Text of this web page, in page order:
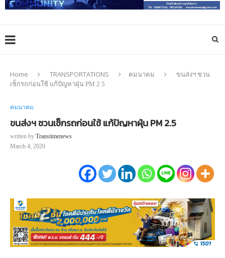
Home TRANSPORTATIONS คมนาคม
ขนส่งฯ ชวน
เช็กรถก่อนใช้ แก้ปัญหาฝุ่น PM 2.5
คมนาคม
ขนส่งฯ ชวนเช็กรถก่อนใช้ แก้ปัญหาฝุ่น PM 2.5
written by Transtimenews
March 4, 2020